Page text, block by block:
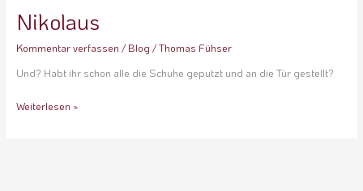
Nikolaus
Kommentar verfassen /Blog/Thomas Fühser
Und? Habt ihr schon alle die Schuhe geputzt und an die Tür gestellt?
Nikolaus
Weiterlesen »